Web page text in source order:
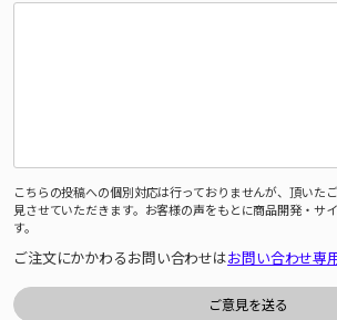
こちらの投稿への個別対応は行っておりませんが、頂いた
見させていただきます。お客様の声をもとに商品開発・サ
す。
ご注文にかかわるお問い合わせはお問い合わせ専